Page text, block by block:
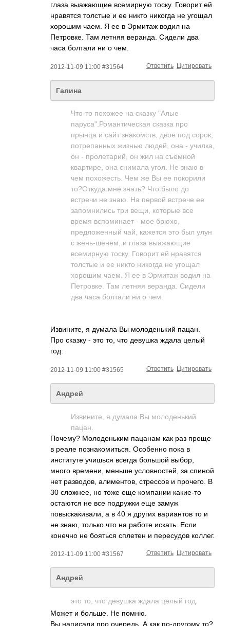
глаза выажающие всемирную тоску. Говорит ей
нравятся толстые и ее никто никогда не угощал
хорошим чаем. Я ее в Эрмитаж водил на
Петровке. Там летняя веранда. Сидели два
часа болтали ни о чем.
2012-11-09 11:00 #31564 Цитировать
Ответить
Галина
Что-то похожее на сказку "Алые
паруса".Романтич­еская сказка про
прынца и сайт знакомств, двое под сорок,
потрепанных жизнью людей, она - училка,
он - пролетарий, он жил на съемной
квартире, она снимала угол. Не знаю в
чем похожесть. Чем же Вы ее покорили
то?Откуда мне знать? Что было до
встречи не знаю. На первой встрече ее
запомнились три вещи, которые все
время вспоминает - мое брюхо,
предложенный чай, кажется это был улун
с жень-шенем, и глаза выажающие
всемирную тоску. Говорит ей нравятся
толстые и ее никто никогда не угощал
хорошим чаем. Я ее в Эрмитаж водил на
Петровке. Там летняя веранда. Сидели
два часа болтали ни о чем.
Извините, я думала Вы молоденький пацан.
Про сказку - это то, что девушка ждала целый
год.
2012-11-09 11:00 #31565 Цитировать
Ответить
Андрей
Извините, я думала Вы молоденький
пацан.
Почему? Молоденьким пацанам как раз проще
в реале познакомиться. Особенно пока в
институте учишься всегда большой выбор,
много времени, меньше условностей, за спиной
нет разводов, алиментов, стрессов и прочего. В
30 сложнее, но тоже еще компании какие-то
остаются не все подружки еще замуж
повыскакивали, а в 40 я других вариантов то и
не знаю, только что на работе искать. Если
конечно не бояться сплетен и пересудов коллег.
2012-11-09 11:00 #31567 Цитировать
Ответить
Андрей
это то, что девушка ждала целый год.
Может и больше. Не помню.
Вы написали про очередь. А как по-другому то?